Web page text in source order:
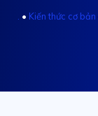
• Kiến thức cơ bản